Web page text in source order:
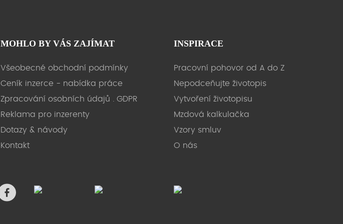
INSPIRACE
Pracovní pohovor od A do Z
Nepodceňujte životopis
Vytvoření životopisu
Mzdová kalkulačka
Vzory smluv
O nás
MOHLO BY VÁS ZAJÍMAT
Všeobecné obchodní podmínky
Ceník inzerce - nabídka práce
Zpracování osobních údajů . GDPR
Reklama pro inzerenty
Dotazy & návody
Kontakt